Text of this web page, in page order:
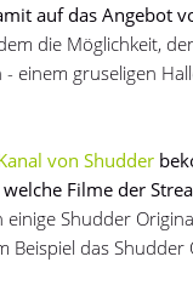
auf das Angebot
die Möglichkeit,
- einem gruseligen
von Shudder
Filme der
Shudder
Beispiel das Shudder